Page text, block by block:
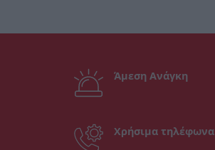
Άμεση Ανάγκη
Χρήσιμα τηλέφωνα